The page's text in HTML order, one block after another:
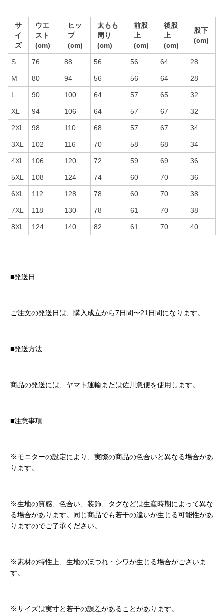
サ
イ
ズ
ウエ
スト
(cm)
ヒッ
プ
(cm)
太もも
周り
(cm)
前股
上
(cm)
後股
上
(cm)
股下
(cm)
S 76 88 56 56 64 28
M 80 94 56 56 64 28
L 90 100 64 57 65 32
XL 94 106 64 57 67 32
2XL 98 110 68 57 67 34
3XL 102 116 70 58 68 34
4XL 106 120 72 59 69 36
5XL 108 124 74 60 70 36
6XL 112 128 78 60 70 38
7XL 118 130 78 61 70 38
8XL 124 140 82 61 70 40
■発送日
ご注文の発送日は、購入成立から7日間〜21日間になります。
■発送方法
商品の発送には、ヤマト運輸または佐川急便を使用します。
■注意事項
※モニターの設定により、実際の商品の色合いと異なる場合があ
ります。
※生地の質感、色合い、装飾、タグなどは生産時期によって異な
る場合があります。同じ商品でも若干の違いが生じる可能性があ
りますのでご了承ください。
※素材の特性上、生地のほつれ・シワが生じる場合がございま
す。
※サイズは実寸と若干の誤差があることがあります。